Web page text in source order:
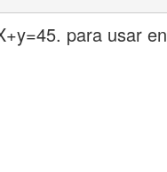
para usar